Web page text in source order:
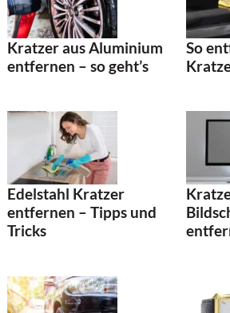
Kratzer aus Aluminium
entfernen – so geht’s
So
Edelstahl Kratzer
entfernen – Tipps und
Tricks